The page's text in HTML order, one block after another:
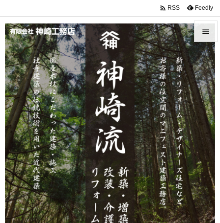


メニュ

サイド

前へ

次へ

検索
 RSS Feedly